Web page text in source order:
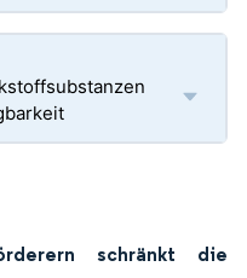
schränkt die